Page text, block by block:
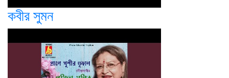
কবীর সুমন